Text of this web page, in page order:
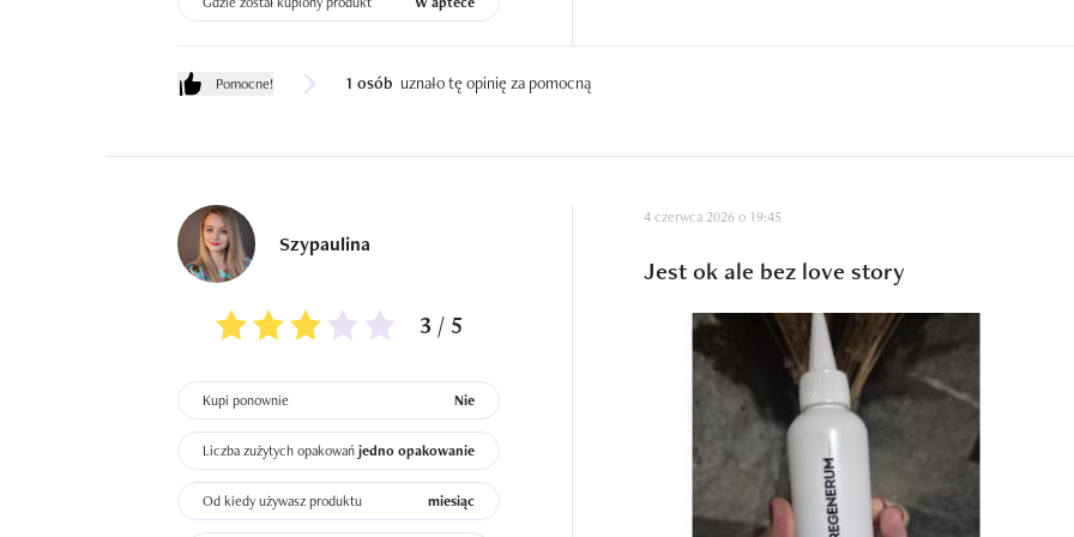
Pomocne! 1 osób uznało tę opinię za pomocną
Szypaulina
3 / 5
Kupi ponownie Nie
Liczba zużytych opakowań jedno opakowanie
Od kiedy używasz produktu miesiąc
4 czerwca 2026 o 19:45
Jest ok ale bez love story